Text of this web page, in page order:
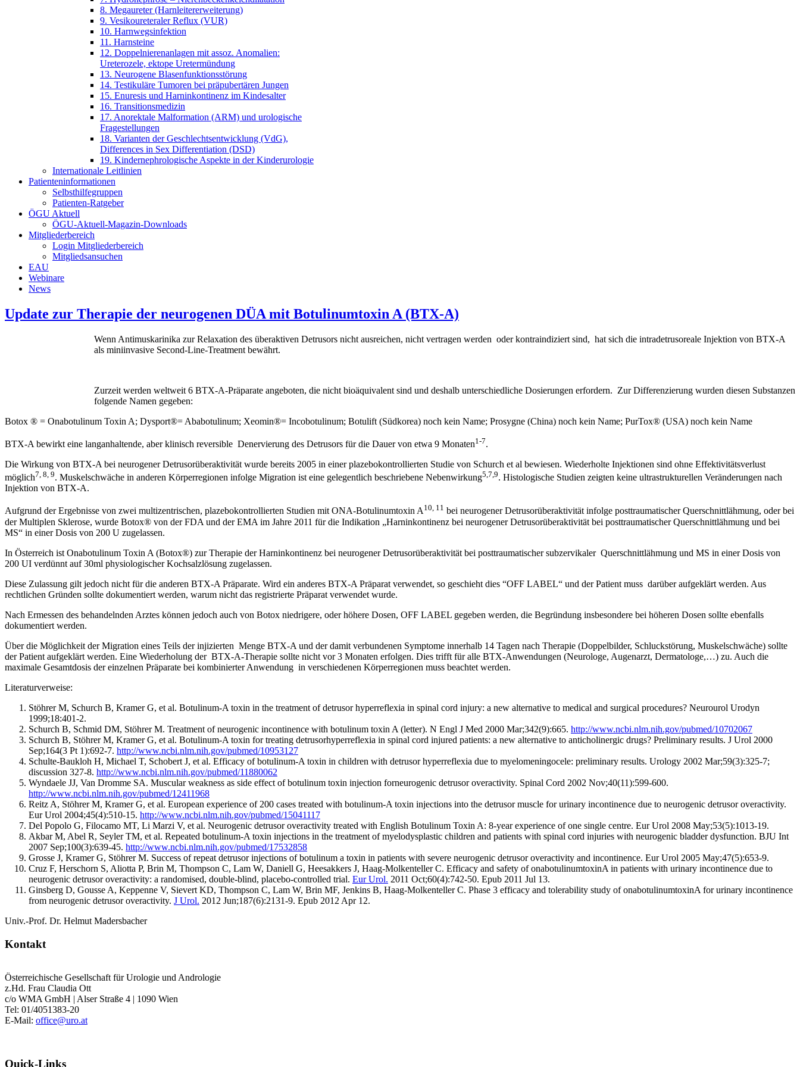
8. Megaureter (Harnleitererweiterung)
9. Vesikoureteraler Reflux (VUR)
10. Harnwegsinfektion
11. Harnsteine
12. Doppelnierenanlagen mit assoz. Anomalien:
Ureterozele, ektope Uretermündung
13. Neurogene Blasenfunktionsstörung
14. Testikuläre Tumoren bei präpubertären Jungen
15. Enuresis und Harninkontinenz im Kindesalter
16. Transitionsmedizin
17. Anorektale Malformation (ARM) und urologische
Fragestellungen
18. Varianten der Geschlechtsentwicklung (VdG),
Differences in Sex Differentiation (DSD)
19. Kindernephrologische Aspekte in der Kinderurologie
Internationale Leitlinien
Patienteninformationen
Selbsthilfegruppen
Patienten-Ratgeber
ÖGU Aktuell
ÖGU-Aktuell-Magazin-Downloads
Mitgliederbereich
Login Mitgliederbereich
Mitgliedsansuchen
EAU
Webinare
News
Update zur Therapie der neurogenen DÜA mit Botulinumtoxin A (BTX-A)
Wenn Antimuskarinika zur Relaxation des überaktiven Detrusors nicht ausreichen, nicht vertragen werden oder kontraindiziert sind, hat sich die intradetrusoreale Injektion von BTX-A
als miniinvasive Second-Line-Treatment bewährt.
Zurzeit werden weltweit 6 BTX-A-Präparate angeboten, die nicht bioäquivalent sind und deshalb unterschiedliche Dosierungen erfordern. Zur Differenzierung wurden diesen Substanzen
folgende Namen gegeben:
Botox ® = Onabotulinum Toxin A; Dysport®= Ababotulinum; Xeomin®= Incobotulinum; Botulift (Südkorea) noch kein Name; Prosygne (China) noch kein Name; PurTox® (USA) noch kein Name
BTX-A bewirkt eine langanhaltende, aber klinisch reversible Denervierung des Detrusors für die Dauer von etwa 9 Monaten1-7.
Die Wirkung von BTX-A bei neurogener Detrusorüberaktivität wurde bereits 2005 in einer plazebokontrollierten Studie von Schurch et al bewiesen. Wiederholte Injektionen sind ohne Effektivitätsverlust
möglich7, 8, 9. Muskelschwäche in anderen Körperregionen infolge Migration ist eine gelegentlich beschriebene Nebenwirkung5,7,9. Histologische Studien zeigten keine ultrastrukturellen Veränderungen nach
Injektion von BTX-A.
Aufgrund der Ergebnisse von zwei multizentrischen, plazebokontrollierten Studien mit ONA-Botulinumtoxin A10, 11 bei neurogener Detrusorüberaktivität infolge posttraumatischer Querschnittlähmung, oder bei
der Multiplen Sklerose, wurde Botox® von der FDA und der EMA im Jahre 2011 für die Indikation „Harninkontinenz bei neurogener Detrusorüberaktivität bei posttraumatischer Querschnittlähmung und bei
MS“ in einer Dosis von 200 U zugelassen.
In Österreich ist Onabotulinum Toxin A (Botox®) zur Therapie der Harninkontinenz bei neurogener Detrusorüberaktivität bei posttraumatischer subzervikaler Querschnittlähmung und MS in einer Dosis von
200 UI verdünnt auf 30ml physiologischer Kochsalzlösung zugelassen.
Diese Zulassung gilt jedoch nicht für die anderen BTX-A Präparate. Wird ein anderes BTX-A Präparat verwendet, so geschieht dies “OFF LABEL“ und der Patient muss darüber aufgeklärt werden. Aus
rechtlichen Gründen sollte dokumentiert werden, warum nicht das registrierte Präparat verwendet wurde.
Nach Ermessen des behandelnden Arztes können jedoch auch von Botox niedrigere, oder höhere Dosen, OFF LABEL gegeben werden, die Begründung insbesondere bei höheren Dosen sollte ebenfalls
dokumentiert werden.
Über die Möglichkeit der Migration eines Teils der injizierten Menge BTX-A und der damit verbundenen Symptome innerhalb 14 Tagen nach Therapie (Doppelbilder, Schluckstörung, Muskelschwäche) sollte
der Patient aufgeklärt werden. Eine Wiederholung der BTX-A-Therapie sollte nicht vor 3 Monaten erfolgen. Dies trifft für alle BTX-Anwendungen (Neurologe, Augenarzt, Dermatologe,…) zu. Auch die
maximale Gesamtdosis der einzelnen Präparate bei kombinierter Anwendung in verschiedenen Körperregionen muss beachtet werden.
Literaturverweise:
Stöhrer M, Schurch B, Kramer G, et al. Botulinum-A toxin in the treatment of detrusor hyperreflexia in spinal cord injury: a new alternative to medical and surgical procedures? Neurourol Urodyn
1999;18:401-2.
Schurch B, Schmid DM, Stöhrer M. Treatment of neurogenic incontinence with botulinum toxin A (letter). N Engl J Med 2000 Mar;342(9):665. http://www.ncbi.nlm.nih.gov/pubmed/10702067
Schurch B, Stöhrer M, Kramer G, et al. Botulinum-A toxin for treating detrusorhyperreflexia in spinal cord injured patients: a new alternative to anticholinergic drugs? Preliminary results. J Urol 2000
Sep;164(3 Pt 1):692-7. http://www.ncbi.nlm.nih.gov/pubmed/10953127
Schulte-Baukloh H, Michael T, Schobert J, et al. Efficacy of botulinum-A toxin in children with detrusor hyperreflexia due to myelomeningocele: preliminary results. Urology 2002 Mar;59(3):325-7;
discussion 327-8. http://www.ncbi.nlm.nih.gov/pubmed/11880062
Wyndaele JJ, Van Dromme SA. Muscular weakness as side effect of botulinum toxin injection forneurogenic detrusor overactivity. Spinal Cord 2002 Nov;40(11):599-600.
http://www.ncbi.nlm.nih.gov/pubmed/12411968
Reitz A, Stöhrer M, Kramer G, et al. European experience of 200 cases treated with botulinum-A toxin injections into the detrusor muscle for urinary incontinence due to neurogenic detrusor overactivity.
Eur Urol 2004;45(4):510-15. http://www.ncbi.nlm.nih.gov/pubmed/15041117
Del Popolo G, Filocamo MT, Li Marzi V, et al. Neurogenic detrusor overactivity treated with English Botulinum Toxin A: 8-year experience of one single centre. Eur Urol 2008 May;53(5):1013-19.
Akbar M, Abel R, Seyler TM, et al. Repeated botulinum-A toxin injections in the treatment of myelodysplastic children and patients with spinal cord injuries with neurogenic bladder dysfunction. BJU Int
2007 Sep;100(3):639-45. http://www.ncbi.nlm.nih.gov/pubmed/17532858
Grosse J, Kramer G, Stöhrer M. Success of repeat detrusor injections of botulinum a toxin in patients with severe neurogenic detrusor overactivity and incontinence. Eur Urol 2005 May;47(5):653-9.
Cruz F, Herschorn S, Aliotta P, Brin M, Thompson C, Lam W, Daniell G, Heesakkers J, Haag-Molkenteller C. Efficacy and safety of onabotulinumtoxinA in patients with urinary incontinence due to
neurogenic detrusor overactivity: a randomised, double-blind, placebo-controlled trial. Eur Urol. 2011 Oct;60(4):742-50. Epub 2011 Jul 13.
Ginsberg D, Gousse A, Keppenne V, Sievert KD, Thompson C, Lam W, Brin MF, Jenkins B, Haag-Molkenteller C. Phase 3 efficacy and tolerability study of onabotulinumtoxinA for urinary incontinence
from neurogenic detrusor overactivity. J Urol. 2012 Jun;187(6):2131-9. Epub 2012 Apr 12.
Univ.-Prof. Dr. Helmut Madersbacher
Kontakt
Österreichische Gesellschaft für Urologie und Andrologie
z.Hd. Frau Claudia Ott
c/o WMA GmbH | Alser Straße 4 | 1090 Wien
Tel: 01/4051383-20
E-Mail: office@uro.at
Quick-Links